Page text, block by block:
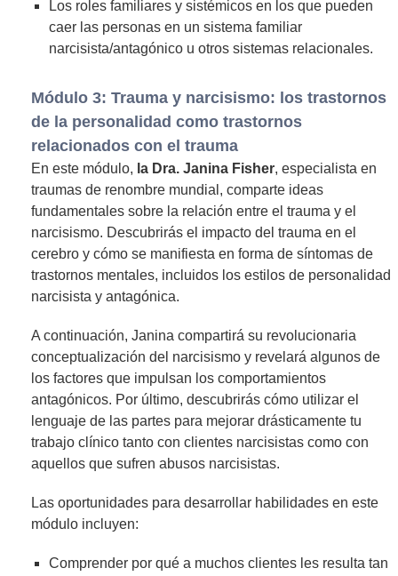
Los roles familiares y sistémicos en los que pueden
caer las personas en un sistema familiar
narcisista/antagónico u otros sistemas relacionales.
Módulo 3: Trauma y narcisismo: los trastornos
de la personalidad como trastornos
relacionados con el trauma
En este módulo, la Dra. Janina Fisher, especialista en
traumas de renombre mundial, comparte ideas
fundamentales sobre la relación entre el trauma y el
narcisismo. Descubrirás el impacto del trauma en el
cerebro y cómo se manifiesta en forma de síntomas de
trastornos mentales, incluidos los estilos de personalidad
narcisista y antagónica.
A continuación, Janina compartirá su revolucionaria
conceptualización del narcisismo y revelará algunos de
los factores que impulsan los comportamientos
antagónicos. Por último, descubrirás cómo utilizar el
lenguaje de las partes para mejorar drásticamente tu
trabajo clínico tanto con clientes narcisistas como con
aquellos que sufren abusos narcisistas.
Las oportunidades para desarrollar habilidades en este
módulo incluyen:
Comprender por qué a muchos clientes les resulta tan